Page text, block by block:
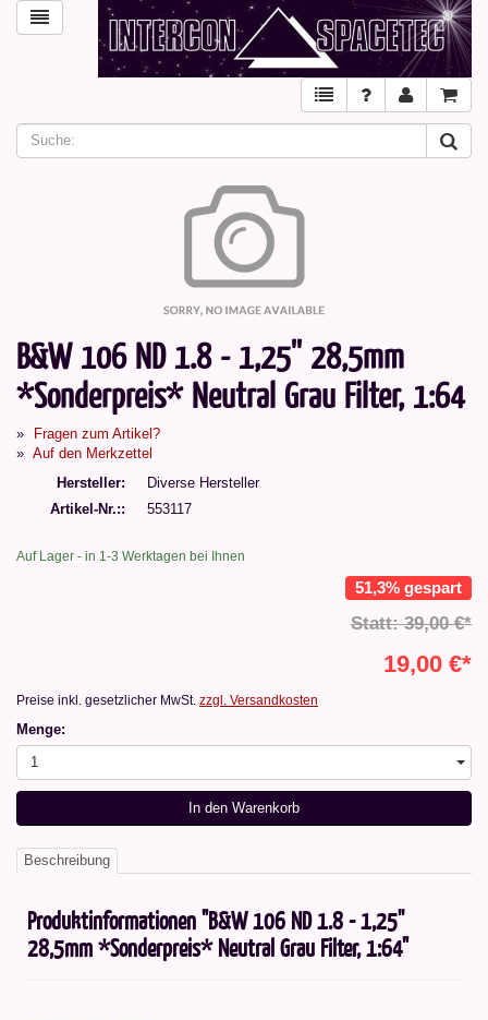
B&W 106 ND 1.8 - 1,25'' 28,5mm
*Sonderpreis* Neutral Grau Filter, 1:64
Fragen zum Artikel?
Auf den Merkzettel
Hersteller
Diverse Hersteller
Artikel-Nr.:
553117
Auf Lager - in 1-3 Werktagen bei Ihnen
51,3% gespart
Statt: 39,00 €*
19,00 €*
Preise inkl. gesetzlicher MwSt. zzgl. Versandkosten
Menge:
1
In den Warenkorb
Beschreibung
Produktinformationen "B&W 106 ND 1.8 - 1,25''
28,5mm *Sonderpreis* Neutral Grau Filter, 1:64"